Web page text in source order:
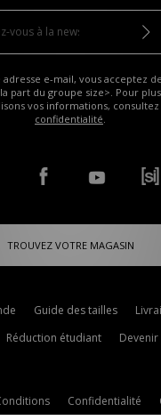
adresse e-mail, vous acceptez
part du groupe size>. Pour
vos informations,
confidentialité
TROUVEZ VOTRE MAGASIN
Guide des tailles
Réduction étudiant
Confidentialité